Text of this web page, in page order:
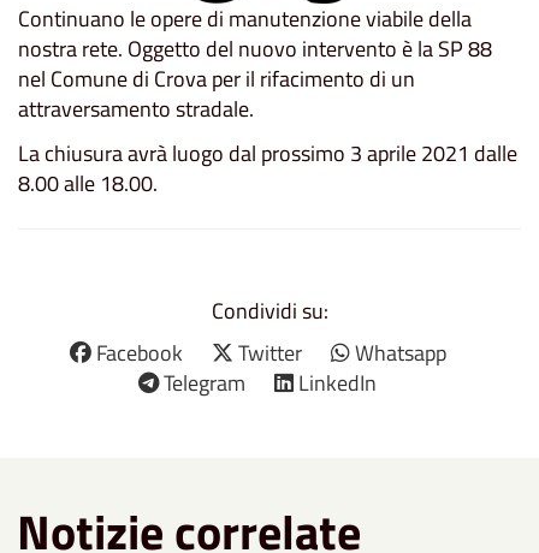
Continuano le opere di manutenzione viabile della
nostra rete. Oggetto del nuovo intervento è la SP 88
nel Comune di Crova per il rifacimento di un
attraversamento stradale.
La chiusura avrà luogo dal prossimo 3 aprile 2021 dalle
8.00 alle 18.00.
Condividi su:
Facebook
Twitter
Whatsapp
Telegram
LinkedIn
Notizie correlate